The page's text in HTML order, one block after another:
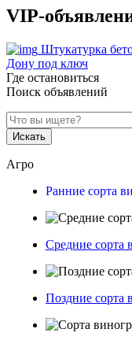
VIP-
Штукатурка
Дону под ключ
Где остановиться
Поиск объявлений
Искать
Агро
Ранние сорта
Средние сорта
Поздние сорта